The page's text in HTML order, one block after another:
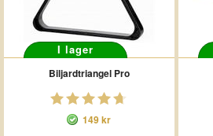
I lager
Biljardtriangel Pro
149 kr